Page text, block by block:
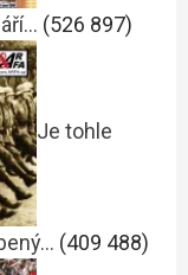
(526 897)
Je tohle
(409 488)